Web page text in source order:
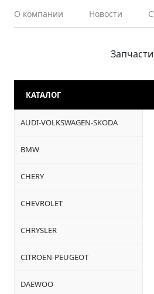
О компании Новости
КАТАЛОГ
AUDI-VOLKSWAGEN-SKODA
BMW
CHERY
CHEVROLET
CHRYSLER
CITROEN-PEUGEOT
DAEWOO